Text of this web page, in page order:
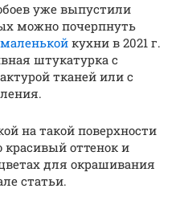
уже выпустили
можно почерпнуть
кухни в 2021 г.
штукатурка с
тканей или с
на такой поверхности
красивый оттенок и
для окрашивания
статьи.